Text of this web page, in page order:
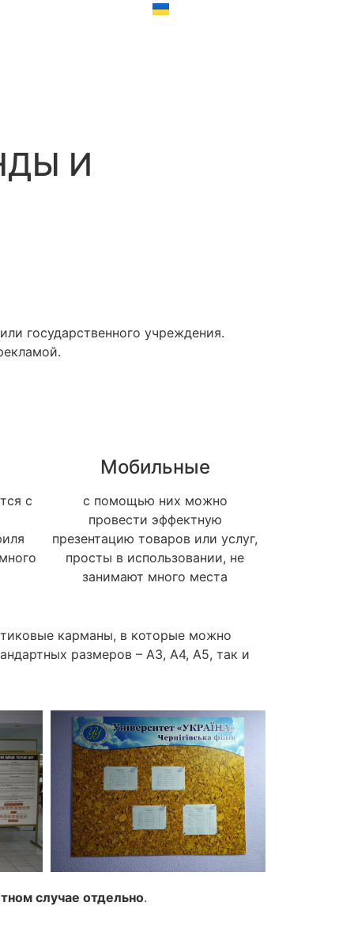
И
государственного учреждения.
с
Мобильные
с помощью них можно
провести эффектную
презентацию товаров или услуг,
просты в использовании, не
занимают много места
карманы, в которые можно
размеров – А3, А4, А5, так и
случае отдельно.